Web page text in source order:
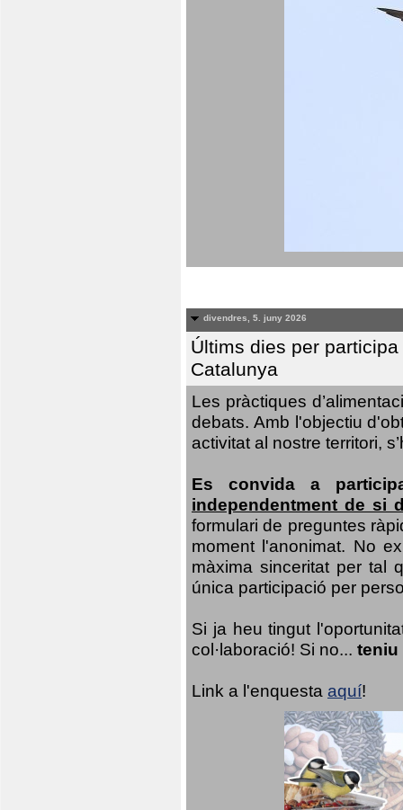
divendres, 5. juny 2026
Últims dies per
Catalunya
Les pràctiques
debats. Amb l'objectiu
activitat al nostre territori,
Es convida a
independentment de si
formulari de preguntes
moment l'anonimat. No
màxima sinceritat per tal
única participació per
Si ja heu tingut
col·laboració! Si no... teniu
Link a l'enquesta aquí!